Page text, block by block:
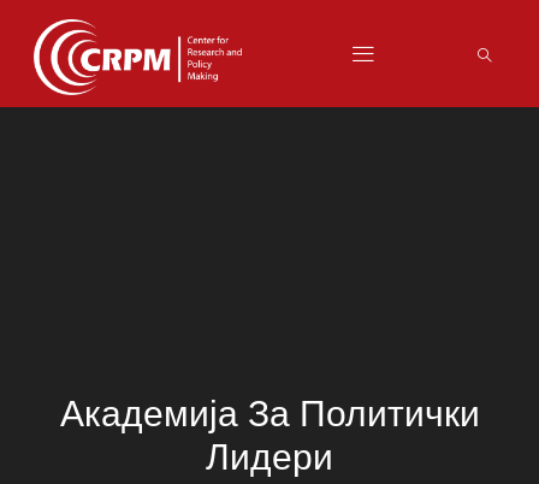
Академија За Политички
Лидери